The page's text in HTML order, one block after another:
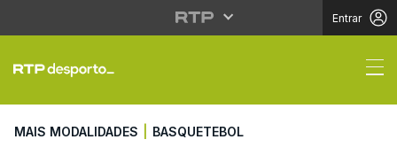
Entrar
City Thunder empata
MAIS MODALIDADES BASQUETEBOL